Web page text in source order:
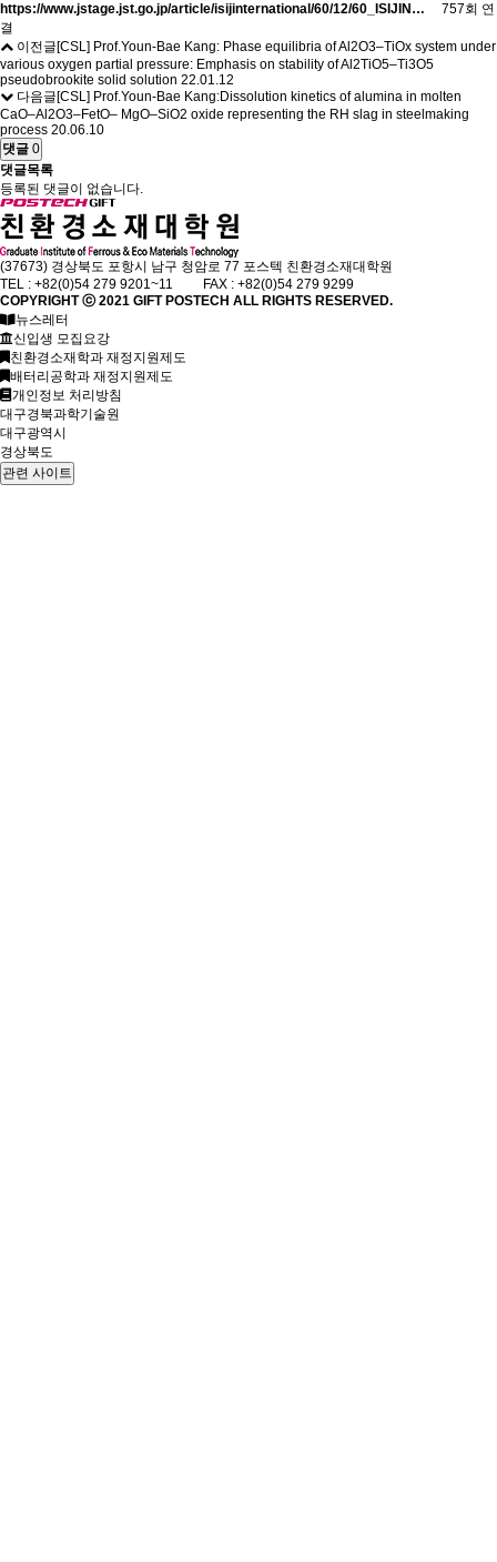
https://www.jstage.jst.go.jp/article/isijinternational/60/12/60_ISIJIN…
757회 연
결
이전글[CSL] Prof.Youn-Bae Kang: Phase equilibria of Al2O3–TiOx system under
various oxygen partial pressure: Emphasis on stability of Al2TiO5–Ti3O5
pseudobrookite solid solution 22.01.12
다음글[CSL] Prof.Youn-Bae Kang:Dissolution kinetics of alumina in molten
CaO–Al2O3–FetO– MgO–SiO2 oxide representing the RH slag in steelmaking
process 20.06.10
댓글 0
댓글목록
등록된 댓글이 없습니다.
(37673) 경상북도 포항시 남구 청암로 77 포스텍 친환경소재대학원
TEL : +82(0)54 279 9201~11 FAX : +82(0)54 279 9299
COPYRIGHT ⓒ 2021 GIFTPOSTECH ALL RIGHTS RESERVED.
뉴스레터
신입생 모집요강
친환경소재학과 재정지원제도
배터리공학과 재정지원제도
개인정보 처리방침
대구경북과학기술원
대구광역시
경상북도
관련 사이트